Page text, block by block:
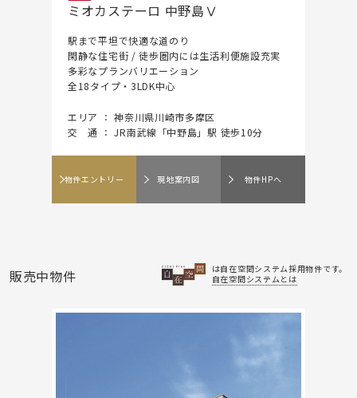
ミオカステーロ 中野島Ⅴ
駅まで平坦で快適な道のり
閑静な住宅街 / 徒歩圏内には生活利便施設充実
多彩なプランバリエーション
全18タイプ・3LDK中心
エリア ： 神奈川県川崎市多摩区
交 通 ： JR南武線「中野島」駅 徒歩10分
物件エントリー 現地案内図 物件HPへ
販売中物件
は自在空間システム採用物件です。
自在空間システムとは